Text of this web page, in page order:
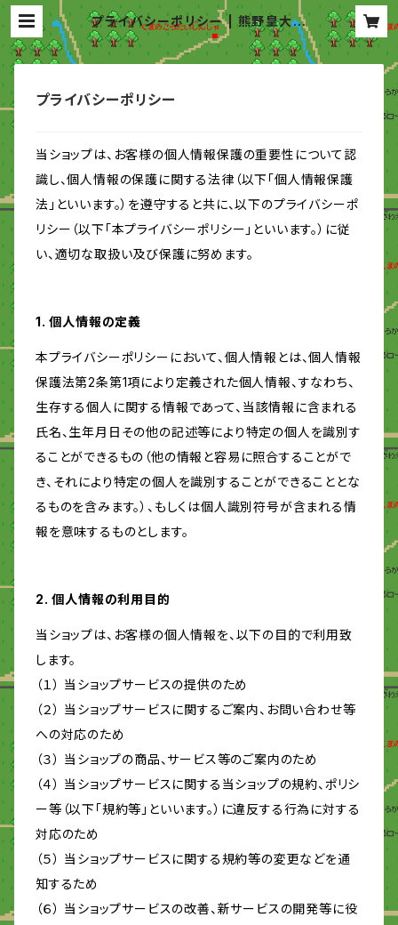
プライバシーポリシー | 熊野皇大神
社
プライバシーポリシー
当ショップは、お客様の個人情報保護の重要性について認
識し、個人情報の保護に関する法律（以下「個人情報保護
法」といいます。）を遵守すると共に、以下のプライバシーポ
リシー（以下「本プライバシーポリシー」といいます。）に従
い、適切な取扱い及び保護に努めます。
1. 個人情報の定義
本プライバシーポリシーにおいて、個人情報とは、個人情報
保護法第2条第1項により定義された個人情報、すなわち、
生存する個人に関する情報であって、当該情報に含まれる
氏名、生年月日その他の記述等により特定の個人を識別す
ることができるもの（他の情報と容易に照合することがで
き、それにより特定の個人を識別することができることとな
るものを含みます。）、もしくは個人識別符号が含まれる情
報を意味するものとします。
2. 個人情報の利用目的
当ショップは、お客様の個人情報を、以下の目的で利用致
します。
（１） 当ショップサービスの提供のため
（２） 当ショップサービスに関するご案内、お問い合わせ等
への対応のため
（３） 当ショップの商品、サービス等のご案内のため
（４） 当ショップサービスに関する当ショップの規約、ポリシ
ー等（以下「規約等」といいます。）に違反する行為に対する
対応のため
（５） 当ショップサービスに関する規約等の変更などを通
知するため
（６） 当ショップサービスの改善、新サービスの開発等に役